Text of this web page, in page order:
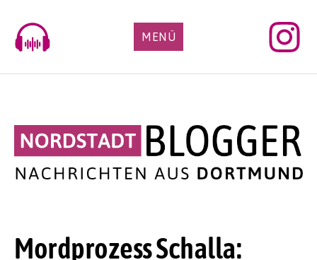
content
MENÜ
Mordprozess Schalla: